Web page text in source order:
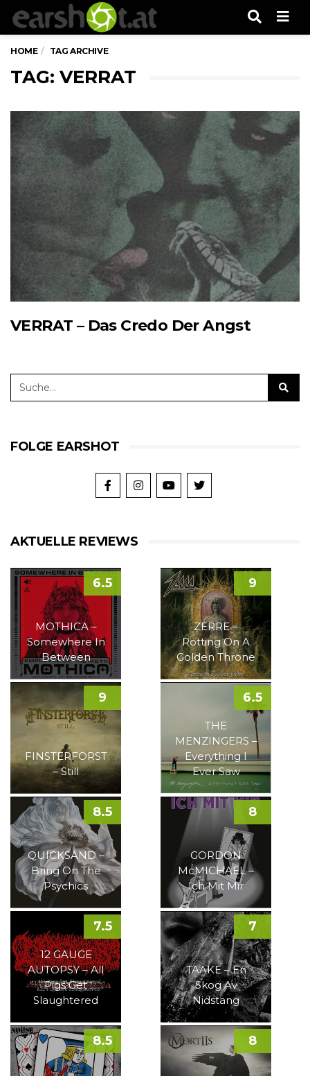
HOME TAG ARCHIVE
TAG: VERRAT
VERRAT – Das Credo Der Angst
FOLGE EARSHOT
AKTUELLE REVIEWS
MOTHICA –
Somewhere In
Between
6.5
ZERRE –
Rotting On A
Golden Throne
9
FINSTERFORST
– Still
9
THE
MENZINGERS –
Everything I
Ever Saw
6.5
QUICKSAND –
Bring On The
Psychics
8.5
GORDON
McMICHAEL –
Ich Mit Mir
8
12 GAUGE
AUTOPSY – All
Pigs Get
Slaughtered
7.5
TAAKE – En
Skog Av
Nidstang
7
8.5 8